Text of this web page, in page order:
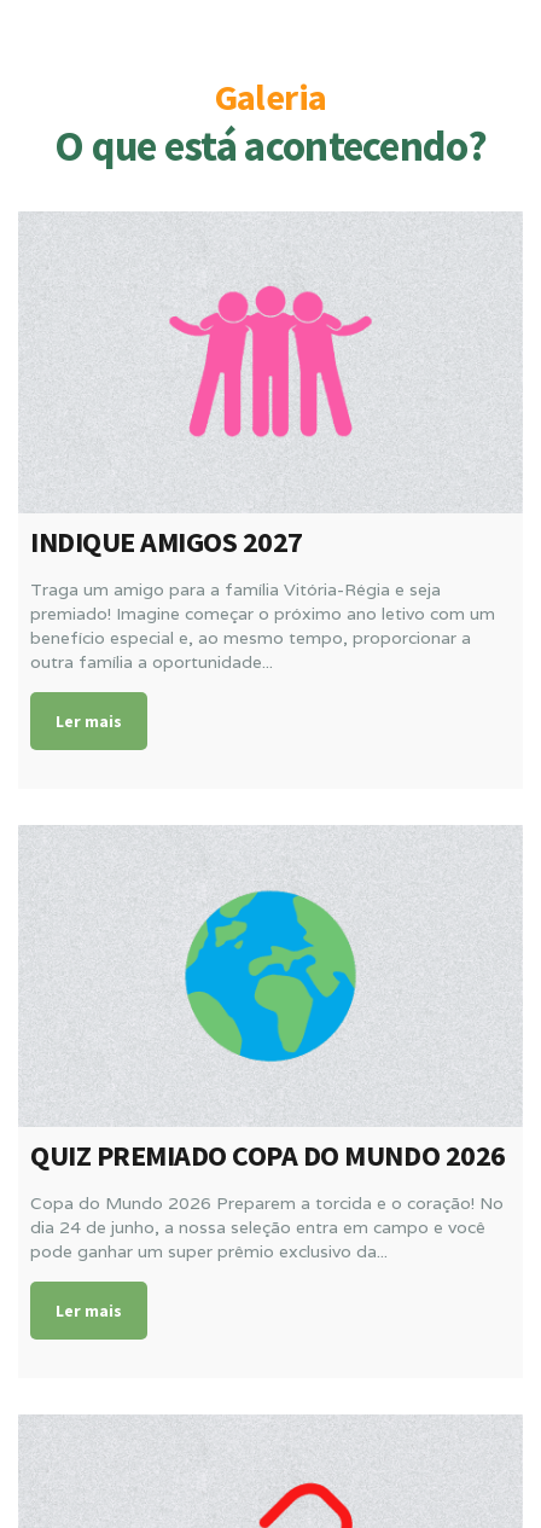
Galeria
O que está acontecendo?
INDIQUE AMIGOS 2027
Traga um amigo para a família Vitória-Régia e seja
premiado! Imagine começar o próximo ano letivo com um
benefício especial e, ao mesmo tempo, proporcionar a
outra família a oportunidade...
Ler mais
QUIZ PREMIADO COPA DO MUNDO 2026
Copa do Mundo 2026 Preparem a torcida e o coração! No
dia 24 de junho, a nossa seleção entra em campo e você
pode ganhar um super prêmio exclusivo da...
Ler mais